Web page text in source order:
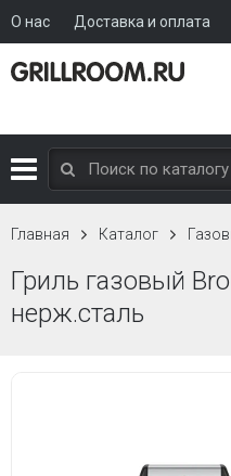
О нас Доставка и оплата
Главная Каталог
Гриль газовый
нерж.сталь